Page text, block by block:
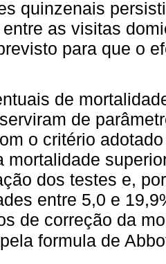
quinzenais
as visitas
para que o
de
de
o critério
mortalidade
dos testes e,
entre 5,0 e
de correção da
formula de